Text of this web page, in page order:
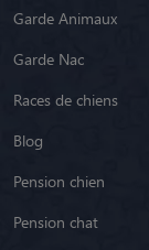
Garde Animaux
Garde Nac
Races de chiens
Blog
Pension chien
Pension chat